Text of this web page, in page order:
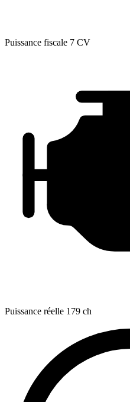
Puissance fiscale 7 CV
Puissance réelle 179 ch